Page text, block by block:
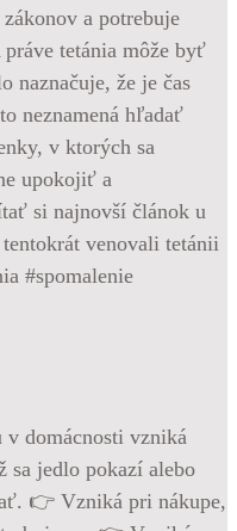
a potrebuje
tetánia môže byť
naznačuje, že je čas
neznamená hľadať
v ktorých sa
upokojiť a
si najnovší článok u
venovali tetánii
#spomalenie